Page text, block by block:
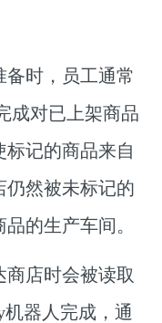
备时，员工通常
成对已上架商品
标记的商品来自
仍然被未标记的
的生产车间。
店时会被读取
器人完成，通